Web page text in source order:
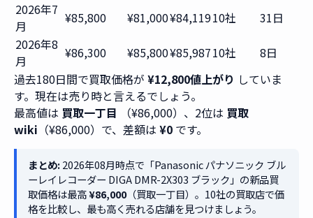
2026年7
月
¥85,800 ¥81,000¥84,11910社
31日
2026年8
月
¥86,300 ¥85,800¥85,98710社
8日
過去180日間で買取価格が ¥12,800値上がり していま
す。現在は売り時と言えるでしょう。
最高値は 買取一丁目 （¥86,000）、2位は 買取
wiki （¥86,000）で、差額は ¥0 です。
まとめ:2026年08月時点で「Panasonic パナソニック ブル
ーレイレコーダー DIGA DMR-2X303 ブラック」の新品買
取価格は最高¥86,000（買取一丁目）。10社の買取店で価
格を比較し、最も高く売れる店舗を見つけましょう。